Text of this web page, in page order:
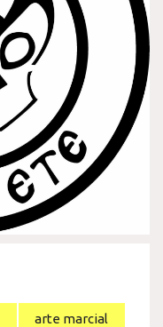
arte marcial